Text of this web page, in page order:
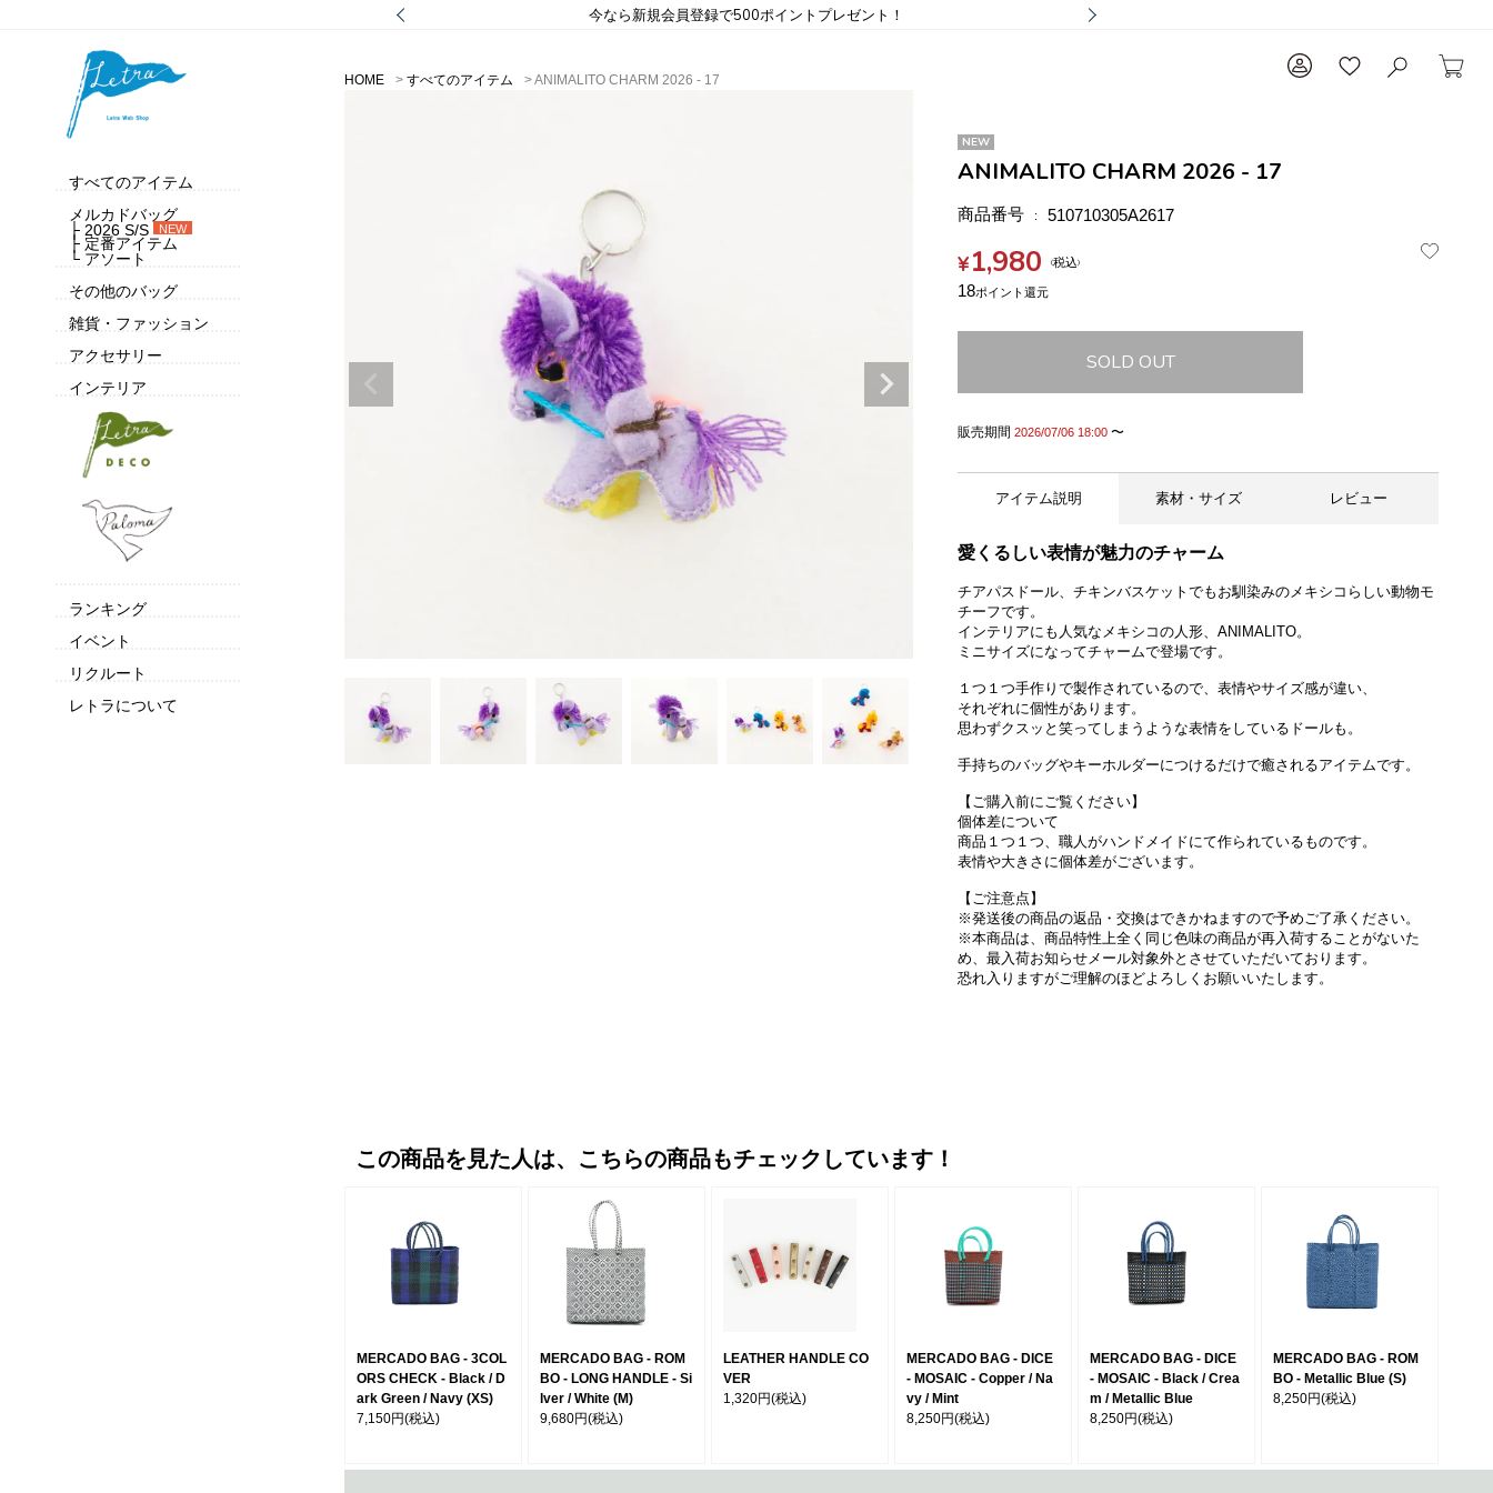
今なら新規会員登録で500ポイントプレゼント！
すべてのアイテム
メルカドバッグ
├ 2026 S/S
NEW
├ 定番アイテム
└ アソート
その他のバッグ
雑貨・ファッション
アクセサリー
インテリア
ランキング
イベント
リクルート
レトラについて
HOME すべてのアイテム ANIMALITO CHARM 2026 - 17
NEW
ANIMALITO CHARM 2026 - 17
商品番号 510710305A2617
¥1,980 税込
18
SOLD OUT
販売期間 2026/07/06 18:00 〜
アイテム説明 素材・サイズ レビュー
愛くるしい表情が魅力のチャーム
チアパスドール、チキンバスケットでもお馴染みのメキシコらしい動物モ
チーフです。
インテリアにも人気なメキシコの人形、ANIMALITO。
ミニサイズになってチャームで登場です。
１つ１つ手作りで製作されているので、表情やサイズ感が違い、
それぞれに個性があります。
思わずクスッと笑ってしまうような表情をしているドールも。
手持ちのバッグやキーホルダーにつけるだけで癒されるアイテムです。
【ご購入前にご覧ください】
個体差について
商品１つ１つ、職人がハンドメイドにて作られているものです。
表情や大きさに個体差がございます。
【ご注意点】
※発送後の商品の返品・交換はできかねますので予めご了承ください。
※本商品は、商品特性上全く同じ色味の商品が再入荷することがないた
め、最入荷お知らせメール対象外とさせていただいております。
恐れ入りますがご理解のほどよろしくお願いいたします。
この商品を見た人は、こちらの商品もチェックしています！
MERCADO BAG - 3COL
ORS CHECK - Black / D
ark Green / Navy (XS)
7,150円(税込)
MERCADO BAG - ROM
BO - LONG HANDLE - Si
lver / White (M)
9,680円(税込)
LEATHER HANDLE CO
VER
1,320円(税込)
MERCADO BAG - DICE
- MOSAIC - Copper / Na
vy / Mint
8,250円(税込)
MERCADO BAG - DICE
- MOSAIC - Black / Crea
m / Metallic Blue
8,250円(税込)
MERCADO BAG - ROM
BO - Metallic Blue (S)
8,250円(税込)